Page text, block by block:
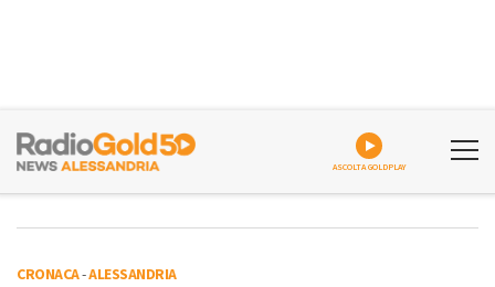
ASCOLTA GOLDPLAY
CRONACA-ALESSANDRIA